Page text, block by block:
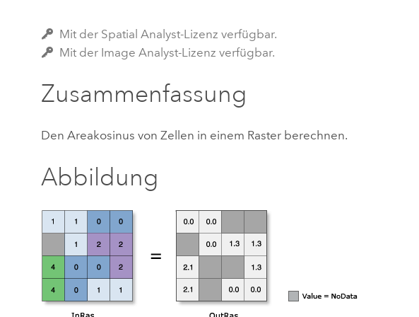
Mit der Spatial Analyst-Lizenz verfügbar.
Mit der Image Analyst-Lizenz verfügbar.
Zusammenfassung
Den Areakosinus von Zellen in einem Raster berechnen.
Abbildung